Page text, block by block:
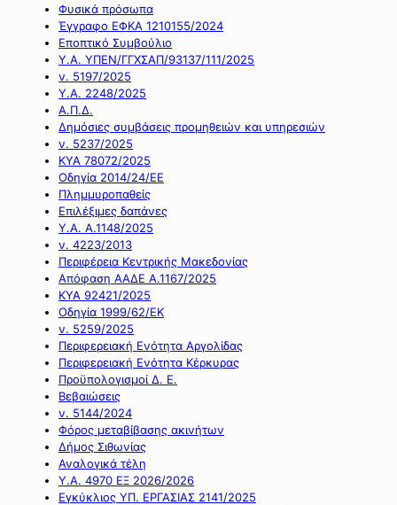
Φυσικά πρόσωπα
Έγγραφο ΕΦΚΑ 1210155/2024
Εποπτικό Συμβούλιο
Υ.Α. ΥΠΕΝ/ΓΓΧΣΑΠ/93137/111/2025
ν. 5197/2025
Υ.Α. 2248/2025
Α.Π.Δ.
Δημόσιες συμβάσεις προμηθειών και υπηρεσιών
ν. 5237/2025
ΚΥΑ 78072/2025
Οδηγία 2014/24/ΕΕ
Πλημμυροπαθείς
Επιλέξιμες δαπάνες
Υ.Α. Α.1148/2025
ν. 4223/2013
Περιφέρεια Κεντρικής Μακεδονίας
Απόφαση ΑΑΔΕ Α.1167/2025
ΚΥΑ 92421/2025
Οδηγία 1999/62/ΕΚ
ν. 5259/2025
Περιφερειακή Ενότητα Αργολίδας
Περιφερειακή Ενότητα Κέρκυρας
Προϋπολογισμοί Δ. Ε.
Βεβαιώσεις
ν. 5144/2024
Φόρος μεταβίβασης ακινήτων
Δήμος Σιθωνίας
Αναλογικά τέλη
Υ.Α. 4970 ΕΞ 2026/2026
Εγκύκλιος ΥΠ. ΕΡΓΑΣΙΑΣ 2141/2025